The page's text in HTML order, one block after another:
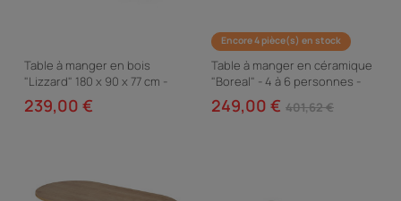
Table à manger en bois
"Lizzard" 180 x 90 x 77 cm -
Travertin
239,00 €
Encore 4 pièce(s) en stock
Table à manger en céramique
"Boreal" - 4 à 6 personnes -
160 cm - Blanc
249,00 € 401,62 €